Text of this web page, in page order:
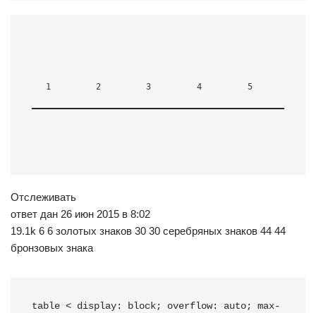
1 2 3 4 5
Отслеживать
ответ дан 26 июн 2015 в 8:02
19.1k 6 6 золотых знаков 30 30 серебряных знаков 44 44
бронзовых знака
table < display: block; overflow: auto; max-